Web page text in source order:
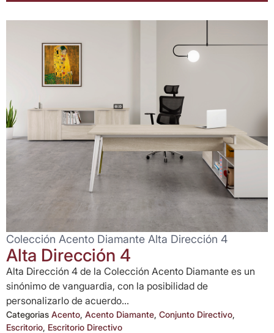
Colección Acento Diamante Alta Dirección 4
Alta Dirección 4
Alta Dirección 4 de la Colección Acento Diamante es un
sinónimo de vanguardia, con la posibilidad de
personalizarlo de acuerdo...
Categorias Acento, Acento Diamante, Conjunto Directivo,
Escritorio, Escritorio Directivo